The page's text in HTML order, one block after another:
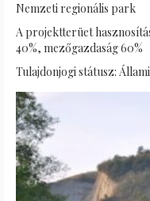
Nemzeti regionális park
A projektterüet
40%, mezőgazdaság 60%
Tulajdonjogi státusz: